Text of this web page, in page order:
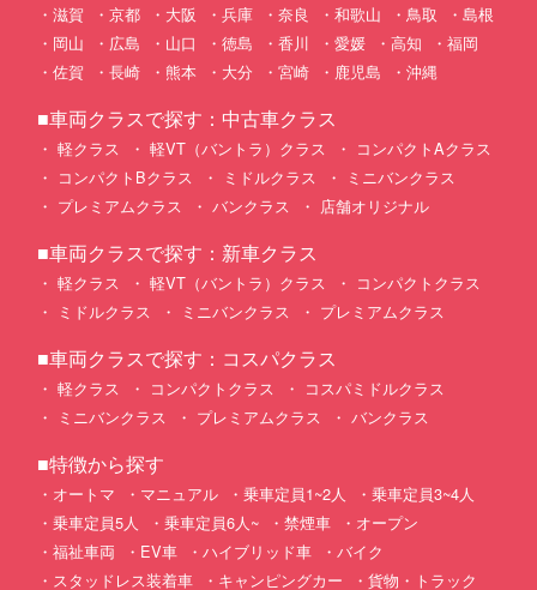
滋賀
京都 大阪 兵庫 奈良 和歌山 鳥取
島根
岡山
広島 山口 徳島 香川 愛媛 高知
福岡
佐賀
長崎 熊本 大分 宮崎 鹿児島 沖縄
■車両クラスで探す：中古車クラス
軽クラス 軽VT（バントラ）クラス
コンパクトAクラス
コンパクトBクラス
ミドルクラス
ミニバンクラス
プレミアムクラス
バンクラス 店舗オリジナル
■車両クラスで探す：新車クラス
軽クラス 軽VT（バントラ）クラス
コンパクトクラス
ミドルクラス
ミニバンクラス プレミアムクラス
■車両クラスで探す：コスパクラス
軽クラス コンパクトクラス
コスパミドルクラス
ミニバンクラス
プレミアムクラス バンクラス
■特徴から探す
オートマ マニュアル 乗車定員1~2人
乗車定員3~4人
乗車定員5人
乗車定員6人~ 禁煙車
オープン
福祉車両
EV車 ハイブリッド車
バイク
スタッドレス装着車
キャンピングカー 貨物・トラック